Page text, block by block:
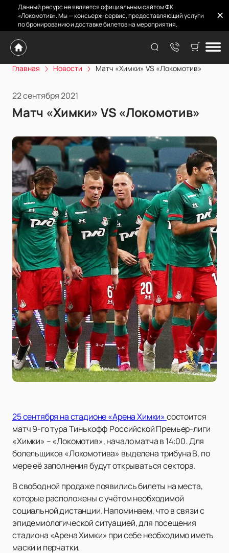
Данный ресурс не является официальным сайтом ФК
«Локомотив». Мы — консьерж-сервис, предоставляющий услуги
по бронированию и доставке билетов на мероприятия.
Главная Новости Матч «Химки» VS «Локомотив»
22 сентября 2021
Матч «Химки» VS «Локомотив»
25 сентября на стадионе «Арена Химки»состоится
матч 9-го тура Тинькофф Российской Премьер-лиги
«Химки» – «Локомотив», начало матча в 14:00. Для
болельщиков «Локомотива» выделена трибуна В, по
мере её заполнения будут открываться сектора.
В свободной продаже появились билеты на места,
которые расположены с учётом необходимой
социальной дистанции. Напоминаем, что в связи с
эпидемиологической ситуацией, для посещения
стадиона «Арена Химки» при себе необходимо иметь
маски и перчатки.